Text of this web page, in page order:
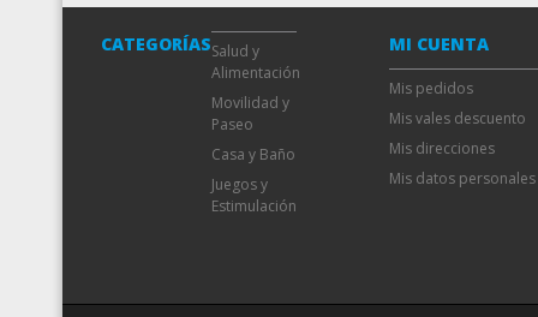
CATEGORÍASSalud y
Alimentación
Movilidad y
Paseo
Casa y Baño
Juegos y
Estimulación
MI CUENTA
Mis pedidos
Mis vales descuento
Mis direcciones
Mis datos personales